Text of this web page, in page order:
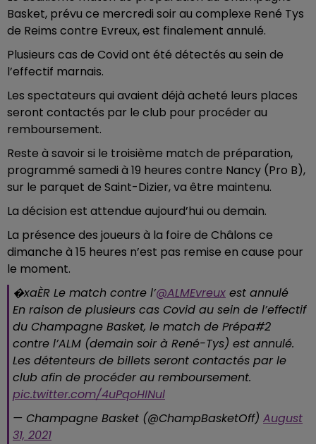
Basket, prévu ce mercredi soir au complexe René Tys
de Reims contre Evreux, est finalement annulé.
Plusieurs cas de Covid ont été détectés au sein de
l’effectif marnais.
Les spectateurs qui avaient déjà acheté leurs places
seront contactés par le club pour procéder au
remboursement.
Reste à savoir si le troisième match de préparation,
programmé samedi à 19 heures contre Nancy (Pro B),
sur le parquet de Saint-Dizier, va être maintenu.
La décision est attendue aujourd’hui ou demain.
La présence des joueurs à la foire de Châlons ce
dimanche à 15 heures n’est pas remise en cause pour
le moment.
�xaÈR Le match contre l’@ALMEvreux est annulé
En raison de plusieurs cas Covid au sein de l’effectif
du Champagne Basket, le match de Prépa#2
contre l’ALM (demain soir à René-Tys) est annulé.
Les détenteurs de billets seront contactés par le
club afin de procéder au remboursement.
pic.twitter.com/4uPqoHINul
— Champagne Basket (@ChampBasketOff) August
31, 2021